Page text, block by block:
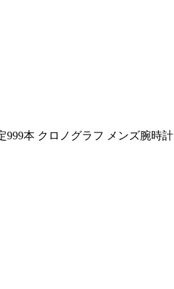
本 クロノグラフ メンズ腕時計